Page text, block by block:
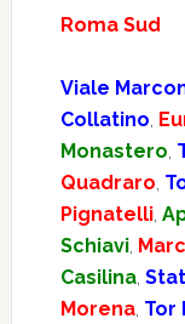
Roma Sud
Viale
Collatino,
Monastero,
Quadraro,
Pignatelli,
Schiavi,
Casilina,
Morena, Tor